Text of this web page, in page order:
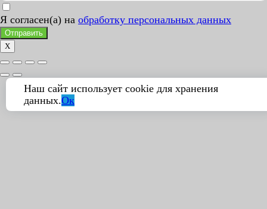
Я согласен(а) на обработку персональных данных
Отправить
X
Наш сайт использует cookie для хранения
данных.Ок